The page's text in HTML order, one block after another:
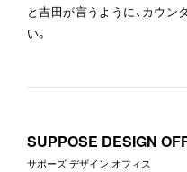
と吉田が言うように、カウ
い。
SUPPOSE DESIGN
サポーズ デザイン オフィス